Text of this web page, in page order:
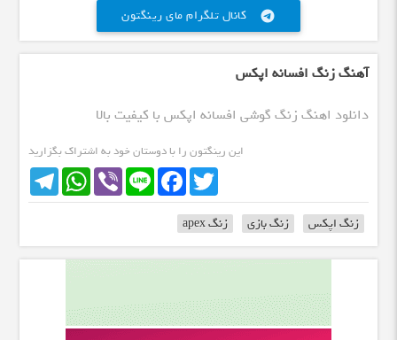
کانال تلگرام مای رینگتون telegram
آهنگ زنگ افسانه اپکس
دانلود اهنگ زنگ گوشی افسانه اپکس با کیفیت بالا
این رینگتون را با دوستان خود به اشتراک بگزارید
TelegramWhatsApp Viber Line
FacebookTwitter
زنگ اپکس زنگ بازی زنگ apex